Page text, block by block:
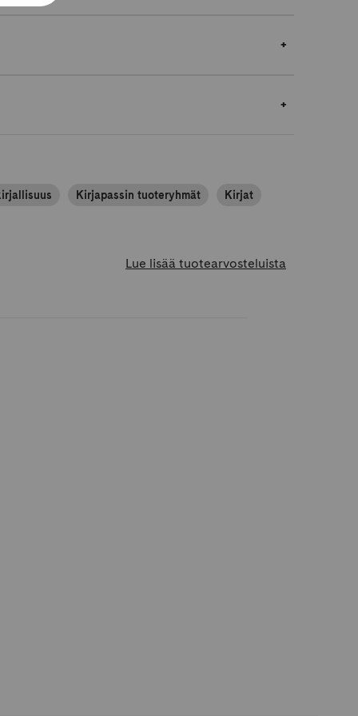
Kirjapassin tuoteryhmät Kirjat
Lue lisää tuotearvosteluista